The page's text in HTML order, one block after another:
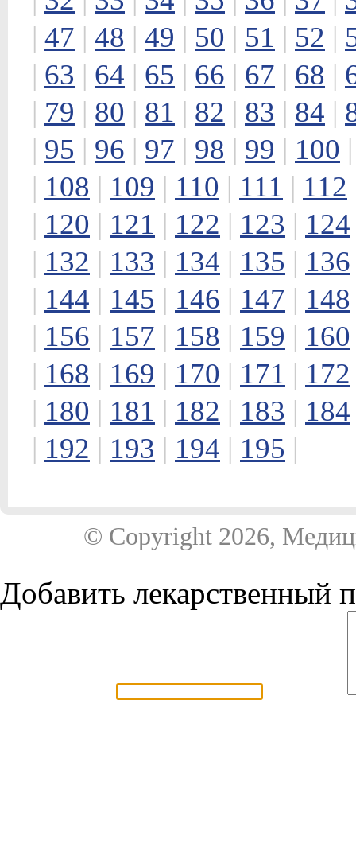
| 47 | 48 | 49 | 50 | 51 | 52 |
| 63 | 64 | 65 | 66 | 67 | 68 |
| 79 | 80 | 81 | 82 | 83 | 84 |
| 95 | 96 | 97 | 98 | 99 | 100
| 108 | 109 | 110 | 111 | 112
| 120 | 121 | 122 | 123 | 124
| 132 | 133 | 134 | 135 | 136
| 144 | 145 | 146 | 147 | 148
| 156 | 157 | 158 | 159 | 160
| 168 | 169 | 170 | 171 | 172
| 180 | 181 | 182 | 183 | 184
| 192 | 193 | 194 | 195 |
© Copyright 2026,
Добавить лекарственный